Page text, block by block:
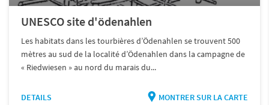
UNESCO site d'ödenahlen
Les habitats dans les tourbières d’Ödenahlen se trouvent 500
mètres au sud de la localité d’Ödenahlen dans la campagne de
« Riedwiesen » au nord du marais du...
DETAILS MONTRER SUR LA CARTE